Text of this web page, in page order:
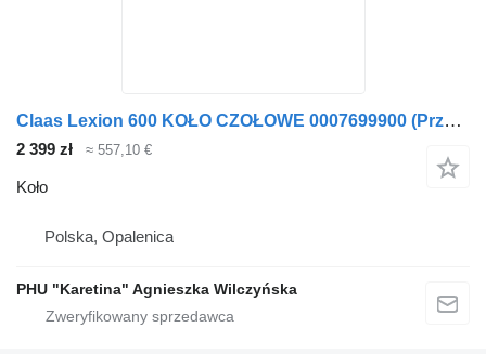
Claas Lexion 600 KOŁO CZOŁOWE 0007699900 (Przekładnia rozdzielająca) do Claas
2 399 zł ≈ 557,10 €
Koło
Polska, Opalenica
PHU "Karetina" Agnieszka Wilczyńska